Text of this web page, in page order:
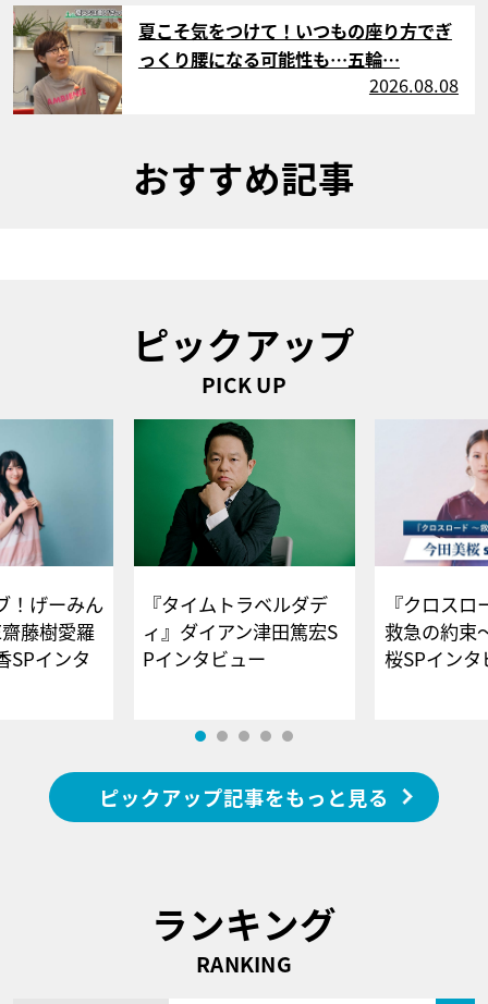
サムネイル
夏こそ気をつけて！いつもの座り方でぎ
っくり腰になる可能性も…五輪…
2026.08.08
おすすめ記事
ピックアップ
PICK UP
！げーみん
藤樹愛羅
SPインタ
『タイムトラベルダデ
ィ』ダイアン津田篤宏S
Pインタビュー
『クロス
救急の約束
桜SPイ
ピックアップ記事をもっと見る
ランキング
RANKING